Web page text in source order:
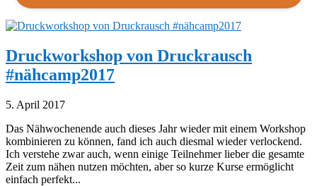
Druckworkshop von Druckrausch
#nähcamp2017
5. April 2017
Das Nähwochenende auch dieses Jahr wieder mit einem Workshop
kombinieren zu können, fand ich auch diesmal wieder verlockend.
Ich verstehe zwar auch, wenn einige Teilnehmer lieber die gesamte
Zeit zum nähen nutzen möchten, aber so kurze Kurse ermöglicht
einfach perfekt...